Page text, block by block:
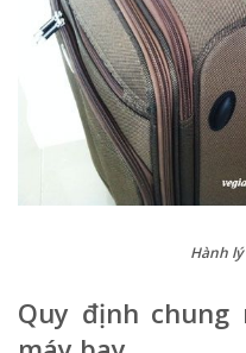
Hành
Quy định